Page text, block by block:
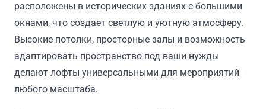
расположены в исторических зданиях с большими
окнами, что создает светлую и уютную атмосферу.
Высокие потолки, просторные залы и возможность
адаптировать пространство под ваши нужды
делают лофты универсальными для мероприятий
любого масштаба.